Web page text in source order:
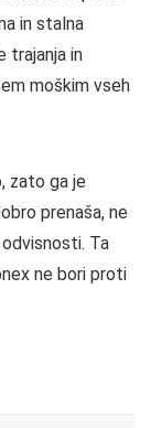
in stalna
trajanja in
moškim vseh
zato ga je
prenaša, ne
Ta
ne bori proti